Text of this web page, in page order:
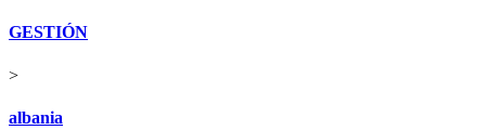
GESTIÓN
>
albania